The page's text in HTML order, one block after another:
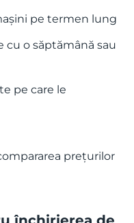
pe termen lung
cu o săptămână sau
pe care le
prețurilor